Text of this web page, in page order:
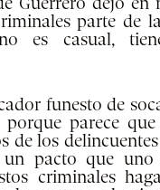
Guerrero dejó en
parte de
es casual,
funesto de
porque parece
de los
pacto que uno
criminales